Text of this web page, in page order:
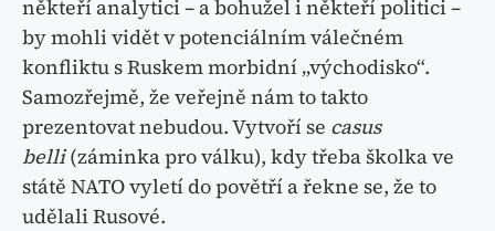
někteří analytici – a bohužel i někteří politici –
by mohli vidět v potenciálním válečném
konfliktu s Ruskem morbidní „východisko“.
Samozřejmě, že veřejně nám to takto
prezentovat nebudou. Vytvoří se casus
belli(záminka pro válku), kdy třeba školka ve
státě NATO vyletí do povětří a řekne se, že to
udělali Rusové.